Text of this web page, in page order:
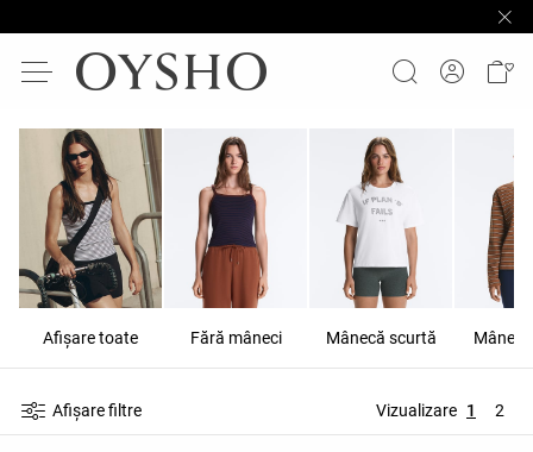
Afişare toate Fără mâneci Mânecă scurtă
Afișare filtre Vizualizare 1 2